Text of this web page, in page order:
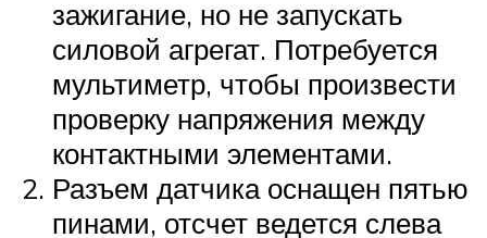
зажигание, но не запускать
силовой агрегат. Потребуется
мультиметр, чтобы произвести
проверку напряжения между
контактными элементами.
Разъем датчика оснащен пятью
пинами, отсчет ведется слева